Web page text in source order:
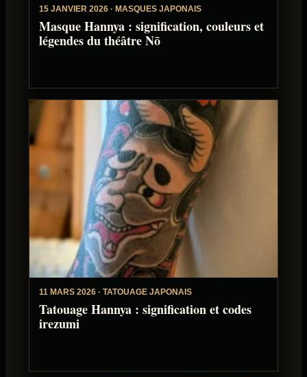
15 JANVIER 2026 · MASQUES JAPONAIS
Masque Hannya : signification, couleurs et
légendes du théâtre Nō
11 MARS 2026 · TATOUAGE JAPONAIS
Tatouage Hannya : signification et codes
irezumi